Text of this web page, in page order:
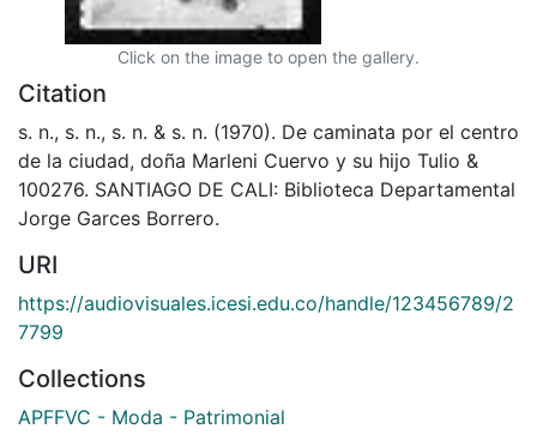
Click on the image to open the gallery.
Citation
s. n., s. n., s. n. & s. n. (1970). De caminata por el centro
de la ciudad, doña Marleni Cuervo y su hijo Tulio &
100276. SANTIAGO DE CALI: Biblioteca Departamental
Jorge Garces Borrero.
URI
https://audiovisuales.icesi.edu.co/handle/123456789/2
7799
Collections
APFFVC - Moda - Patrimonial